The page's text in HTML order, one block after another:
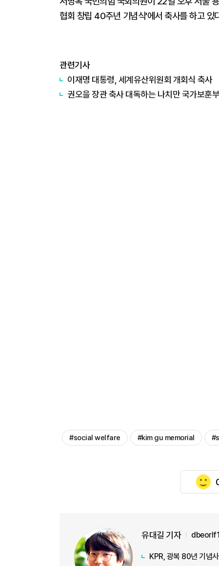
협회 창립 40주년 기념식'에서 축사를 하고
관련기사
이재명 대통령, 세계유산위원회 개회식 축사
권오을 장관 축사 대독하는 나치만 국가보훈
#social welfare #kim gu memorial
유대길 기자
KPR, 광복 80년 기념